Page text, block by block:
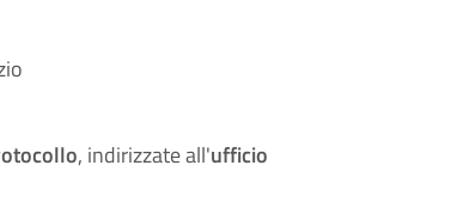
, indirizzate all'ufficio